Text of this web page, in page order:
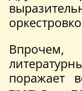
поражает